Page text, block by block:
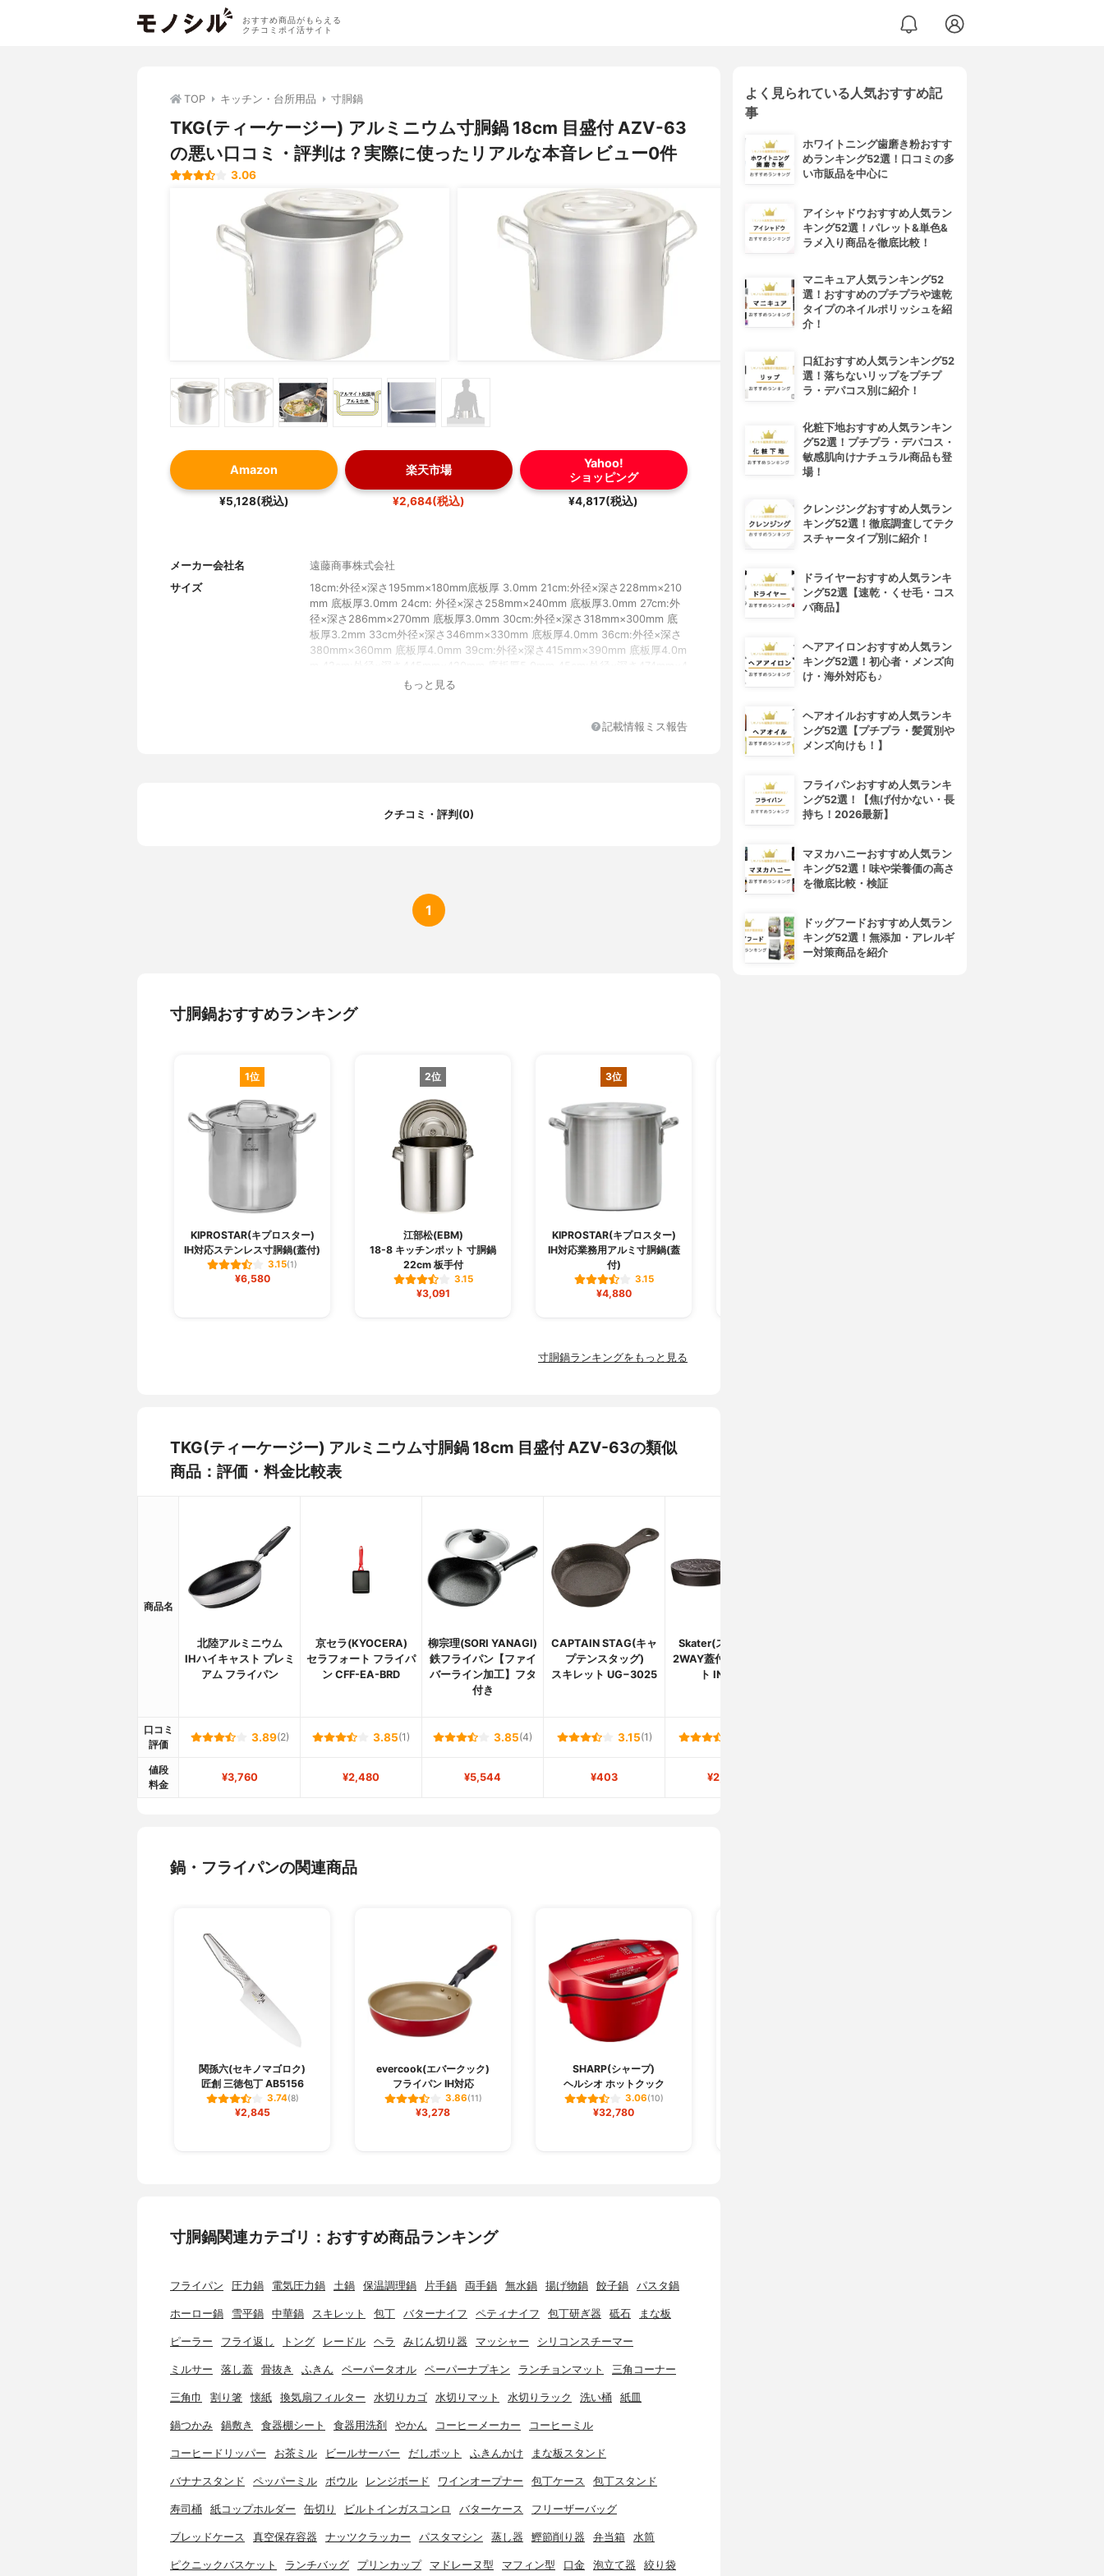
おすすめ商品がもらえる
クチコミポイ活サイト
TOP キッチン・台所用品 寸胴鍋
TKG(ティーケージー) アルミニウム寸胴鍋 18cm 目盛付 AZV-63
の悪い口コミ・評判は？実際に使ったリアルな本音レビュー0件
3.06
Amazon
¥5,128(税込)
楽天市場
¥2,684(税込)
Yahoo!
ショッピング
¥4,817(税込)
メーカー会社名
遠藤商事株式会社
サイズ
18cm:外径×深さ195mm×180mm底板厚 3.0mm 21cm:外径×深さ228mm×210
mm 底板厚3.0mm 24cm: 外径×深さ258mm×240mm 底板厚3.0mm 27cm:外
径×深さ286mm×270mm 底板厚3.0mm 30cm:外径×深さ318mm×300mm 底
板厚3.2mm 33cm外径×深さ346mm×330mm 底板厚4.0mm 36cm:外径×深さ
380mm×360mm 底板厚4.0mm 39cm:外径×深さ415mm×390mm 底板厚4.0m
m 42cm:外径×深さ445mm×420mm 底板厚5.0mm 45cm:外径×深さ474mm×4
50mm 底板厚5.0mm 48cm:外径×深さ503mm×480mm 底板厚5.0 mm 51cm:
18cm:1.0kg 21cm:1.2kg 24cm: 1.5kg 27cm:2.0kg 30cm:2.5kg 33cm3.5kg 3
もっと見る
記載情報ミス報告
クチコミ・評判(0)
1
寸胴鍋おすすめランキング
1位
KIPROSTAR(キプロスター)
IH対応ステンレス寸胴鍋(蓋付)
3.15(1)
¥6,580
2位
江部松(EBM)
18-8 キッチンポット 寸胴鍋
22cm 板手付
3.15
¥3,091
3位
KIPROSTAR(キプロスター)
IH対応業務用アルミ寸胴鍋(蓋
付)
3.15
¥4,880
寸胴鍋ランキングをもっと見る
TKG(ティーケージー) アルミニウム寸胴鍋 18cm 目盛付 AZV-63の類似
商品：評価・料金比較表
商品名
北陸アルミニウム
IHハイキャスト プレミ
アム フライパン
京セラ(KYOCERA)
セラフォート フライパ
ン CFF-EA-BRD
柳宗理(SORI YANAGI)
鉄フライパン【ファイ
バーライン加工】フタ
付き
CAPTAIN STAG(キャ
プテンスタッグ)
スキレット UG−3025
Skater(スケーター)
2WAY蓋付きスキレッ
ト INFW16
口コミ
評価
3.89(2) 3.85(1) 3.85(4) 3.15(1)
値段
料金
¥3,760 ¥2,480 ¥5,544 ¥403 ¥2,090
鍋・フライパンの関連商品
関孫六(セキノマゴロク)
匠創 三徳包丁 AB5156
3.74(8)
¥2,845
evercook(エバークック)
フライパン IH対応
3.86(11)
¥3,278
SHARP(シャープ)
ヘルシオ ホットクック
3.06(10)
¥32,780
寸胴鍋関連カテゴリ：おすすめ商品ランキング
フライパン 圧力鍋 電気圧力鍋 土鍋 保温調理鍋 片手鍋 両手鍋 無水鍋 揚げ物鍋 餃子鍋 パスタ鍋
ホーロー鍋 雪平鍋 中華鍋 スキレット 包丁 バターナイフ ペティナイフ 包丁研ぎ器 砥石 まな板
ピーラー フライ返し トング レードル ヘラ みじん切り器 マッシャー シリコンスチーマー
ミルサー 落し蓋 骨抜き ふきん ペーパータオル ペーパーナプキン ランチョンマット 三角コーナー
三角巾 割り箸 懐紙 換気扇フィルター 水切りカゴ 水切りマット 水切りラック 洗い桶 紙皿
鍋つかみ 鍋敷き 食器棚シート 食器用洗剤 やかん コーヒーメーカー コーヒーミル
コーヒードリッパー お茶ミル ビールサーバー だしポット ふきんかけ まな板スタンド
バナナスタンド ペッパーミル ボウル レンジボード ワインオープナー 包丁ケース 包丁スタンド
寿司桶 紙コップホルダー 缶切り ビルトインガスコンロ バターケース フリーザーバッグ
ブレッドケース 真空保存容器 ナッツクラッカー パスタマシン 蒸し器 鰹節削り器 弁当箱 水筒
ピクニックバスケット ランチバッグ プリンカップ マドレーヌ型 マフィン型 口金 泡立て器 絞り袋
よく見られている人気おすすめ記
事
ホワイトニング歯磨き粉おすす
めランキング52選！口コミの多
い市販品を中心に
アイシャドウおすすめ人気ラン
キング52選！パレット&単色&
ラメ入り商品を徹底比較！
マニキュア人気ランキング52
選！おすすめのプチプラや速乾
タイプのネイルポリッシュを紹
介！
口紅おすすめ人気ランキング52
選！落ちないリップをプチプ
ラ・デパコス別に紹介！
化粧下地おすすめ人気ランキン
グ52選！プチプラ・デパコス・
敏感肌向けナチュラル商品も登
場！
クレンジングおすすめ人気ラン
キング52選！徹底調査してテク
スチャータイプ別に紹介！
ドライヤーおすすめ人気ランキ
ング52選【速乾・くせ毛・コス
パ商品】
ヘアアイロンおすすめ人気ラン
キング52選！初心者・メンズ向
け・海外対応も♪
ヘアオイルおすすめ人気ランキ
ング52選【プチプラ・髪質別や
メンズ向けも！】
フライパンおすすめ人気ランキ
ング52選！【焦げ付かない・長
持ち！2026最新】
マヌカハニーおすすめ人気ラン
キング52選！味や栄養価の高さ
を徹底比較・検証
ドッグフードおすすめ人気ラン
キング52選！無添加・アレルギ
ー対策商品を紹介